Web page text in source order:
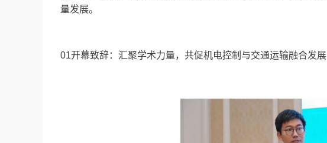
量发展。
01开幕致辞：汇聚学术力量，共促机电控制与交通运输融合发展